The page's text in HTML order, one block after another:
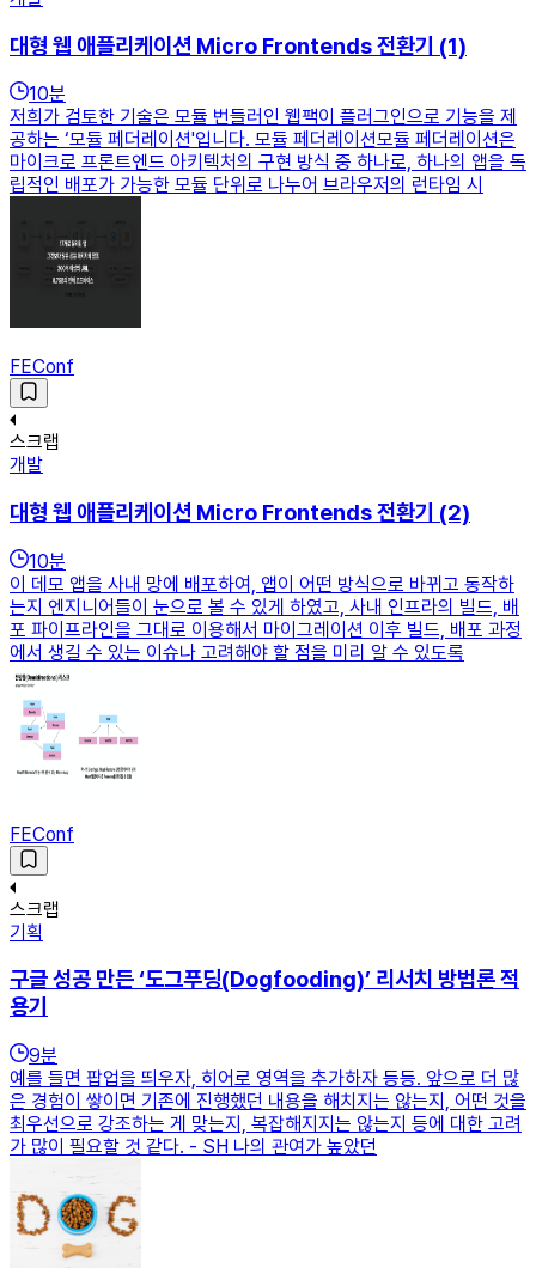
대형 웹 애플리케이션 Micro Frontends 전환기 (1)
10분
저희가 검토한 기술은 모듈 번들러인 웹팩이 플러그인으로 기능을 제
공하는 ‘모듈 페더레이션'입니다. 모듈 페더레이션모듈 페더레이션은
마이크로 프론트엔드 아키텍처의 구현 방식 중 하나로, 하나의 앱을 독
립적인 배포가 가능한 모듈 단위로 나누어 브라우저의 런타임 시
FEConf
스크랩
개발
대형 웹 애플리케이션 Micro Frontends 전환기 (2)
10분
이 데모 앱을 사내 망에 배포하여, 앱이 어떤 방식으로 바뀌고 동작하
는지 엔지니어들이 눈으로 볼 수 있게 하였고, 사내 인프라의 빌드, 배
포 파이프라인을 그대로 이용해서 마이그레이션 이후 빌드, 배포 과정
에서 생길 수 있는 이슈나 고려해야 할 점을 미리 알 수 있도록
FEConf
스크랩
기획
구글 성공 만든 ‘도그푸딩(Dogfooding)’ 리서치 방법론 적
용기
9분
예를 들면 팝업을 띄우자, 히어로 영역을 추가하자 등등. 앞으로 더 많
은 경험이 쌓이면 기존에 진행했던 내용을 해치지는 않는지, 어떤 것을
최우선으로 강조하는 게 맞는지, 복잡해지지는 않는지 등에 대한 고려
가 많이 필요할 것 같다. - SH 나의 관여가 높았던